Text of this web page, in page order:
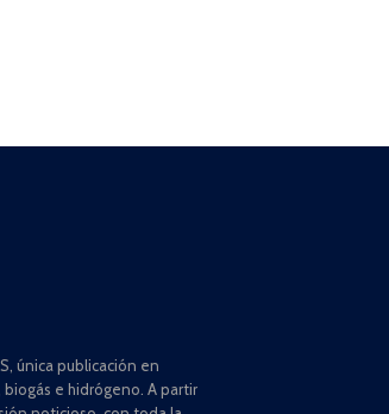
única publicación en
biogás e hidrógeno. A partir